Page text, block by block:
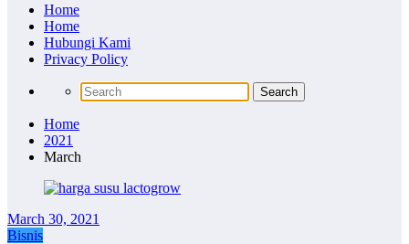
Home
Home
Hubungi Kami
Privacy Policy
Home
2021
March
March 30, 2021
Bisnis